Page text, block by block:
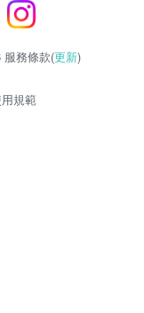
服務條款(更新)
規範